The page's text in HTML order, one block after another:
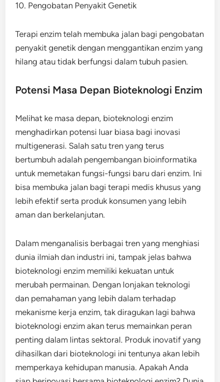
10. Pengobatan Penyakit Genetik
Terapi enzim telah membuka jalan bagi pengobatan
penyakit genetik dengan menggantikan enzim yang
hilang atau tidak berfungsi dalam tubuh pasien.
Potensi Masa Depan Bioteknologi Enzim
Melihat ke masa depan, bioteknologi enzim
menghadirkan potensi luar biasa bagi inovasi
multigenerasi. Salah satu tren yang terus
bertumbuh adalah pengembangan bioinformatika
untuk memetakan fungsi-fungsi baru dari enzim. Ini
bisa membuka jalan bagi terapi medis khusus yang
lebih efektif serta produk konsumen yang lebih
aman dan berkelanjutan.
Dalam menganalisis berbagai tren yang menghiasi
dunia ilmiah dan industri ini, tampak jelas bahwa
bioteknologi enzim memiliki kekuatan untuk
merubah permainan. Dengan lonjakan teknologi
dan pemahaman yang lebih dalam terhadap
mekanisme kerja enzim, tak diragukan lagi bahwa
bioteknologi enzim akan terus memainkan peran
penting dalam lintas sektoral. Produk inovatif yang
dihasilkan dari bioteknologi ini tentunya akan lebih
memperkaya kehidupan manusia. Apakah Anda